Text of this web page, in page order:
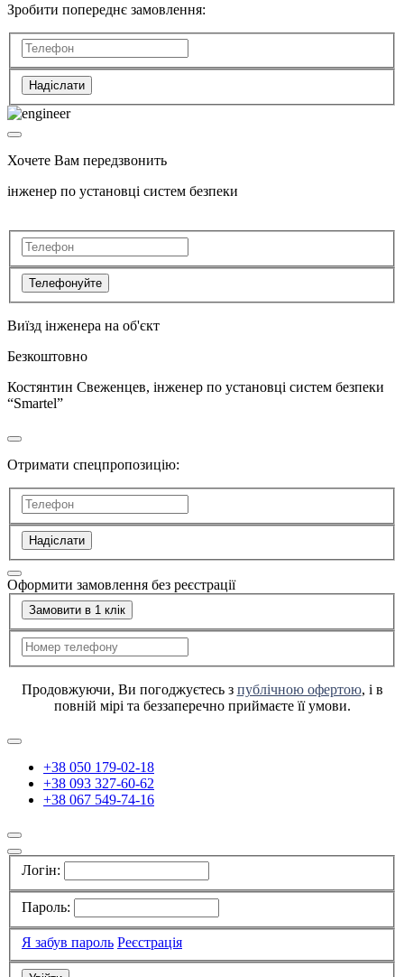
Зробити попереднє замовлення:
Надіслати
Хочете Вам передзвонить
інженер по установці систем безпеки
Телефонуйте
Виїзд інженера на об'єкт
Безкоштовно
Костянтин Свеженцев, інженер по установці систем безпеки
“Smartel”
Отримати спецпропозицію:
Надіслати
Оформити замовлення без реєстрації
Замовити в 1 клік
Продовжуючи, Ви погоджуєтесь з публічною офертою, і в
повній мірі та беззаперечно приймаєте її умови.
+38 050 179-02-18
+38 093 327-60-62
+38 067 549-74-16
Логін:
Пароль:
Я забув пароль Реєстрація